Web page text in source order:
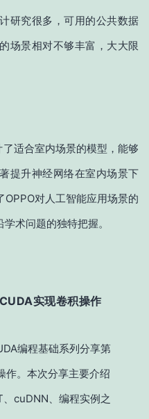
研究很多，可用的公共数据
场景相对不够丰富，大大限
适合室内场景的模型，能够
提升神经网络在室内场景下
对人工智能应用场景的
术问题的独特把握。
实现卷积操作
编程基础系列分享第
作。本次分享主要介绍
cuDNN、编程实例之